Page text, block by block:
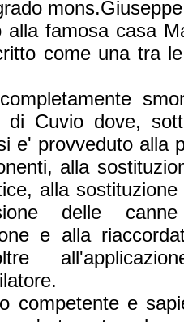
alla famosa casa
come una tra
di Cuvio dove,
e' provveduto alla
alla
alla
delle
e alla
competente e